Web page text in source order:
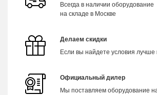
Всегда в наличии оборудование
на складе в Москве
Делаем скидки
Если вы найдете условия
Официальный дилер
Мы поставляем оборудование